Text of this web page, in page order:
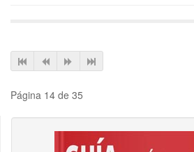
Página 14 de 35